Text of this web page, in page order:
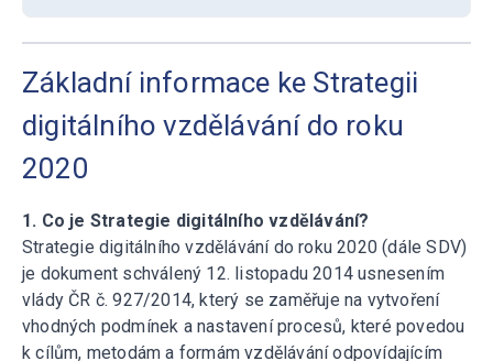
Základní informace ke Strategii
digitálního vzdělávání do roku
2020
1. Co je Strategie digitálního vzdělávání?
Strategie digitálního vzdělávání do roku 2020 (dále SDV)
je dokument schválený 12. listopadu 2014 usnesením
vlády ČR č. 927/2014, který se zaměřuje na vytvoření
vhodných podmínek a nastavení procesů, které povedou
k cílům, metodám a formám vzdělávání odpovídajícím